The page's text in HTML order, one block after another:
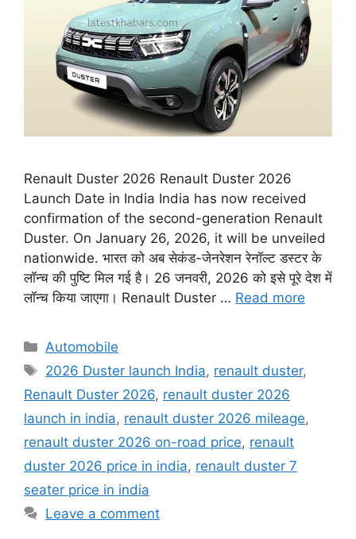
Renault Duster 2026 Renault Duster 2026
Launch Date in India India has now received
confirmation of the second-generation Renault
Duster. On January 26, 2026, it will be unveiled
nationwide. भारत को अब सेकंड-जेनरेशन रेनॉल्ट डस्टर के
लॉन्च की पुष्टि मिल गई है। 26 जनवरी, 2026 को इसे पूरे देश में
लॉन्च किया जाएगा। Renault Duster … Read more
Categories
Automobile
Tags
2026 Duster launch India, renault duster,
Renault Duster 2026, renault duster 2026
launch in india, renault duster 2026 mileage,
renault duster 2026 on-road price, renault
duster 2026 price in india, renault duster 7
seater price in india
Leave a comment